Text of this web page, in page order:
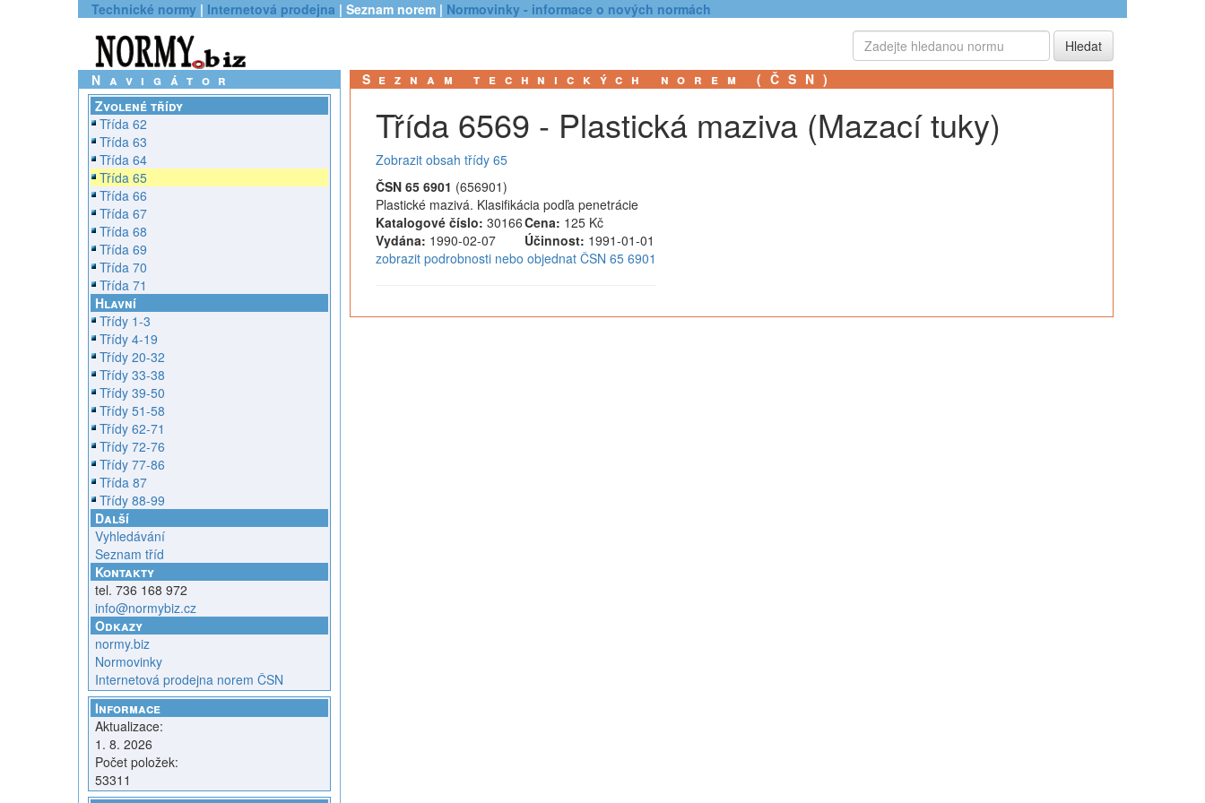
Technické normy | Internetová prodejna | Seznam norem | Normovinky - informace o nových normách
Navigátor
Zvolené třídy
Třída 62
Třída 63
Třída 64
Třída 65
Třída 66
Třída 67
Třída 68
Třída 69
Třída 70
Třída 71
Hlavní
Třídy 1-3
Třídy 4-19
Třídy 20-32
Třídy 33-38
Třídy 39-50
Třídy 51-58
Třídy 62-71
Třídy 72-76
Třídy 77-86
Třída 87
Třídy 88-99
Další
Vyhledávání
Seznam tříd
Kontakty
tel. 736 168 972
info@normybiz.cz
Odkazy
normy.biz
Normovinky
Internetová prodejna norem ČSN
Informace
Aktualizace:
1. 8. 2026
Počet položek:
53311
Seznam technických norem (ČSN)
Třída 6569 - Plastická maziva (Mazací tuky)
Zobrazit obsah třídy 65
ČSN 65 6901 (656901)
Plastické mazivá. Klasifikácia podľa penetrácie
Katalogové číslo: 30166Cena: 125 Kč
Vydána: 1990-02-07 Účinnost: 1991-01-01
zobrazit podrobnosti nebo objednat ČSN 65 6901